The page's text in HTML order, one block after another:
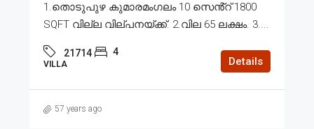
1.തൊടുപുഴ കുമാരമംഗലം 10 സെൻ്റ് 1800
SQFT വില്ല വില്പനയ്ക്ക്. 2.വില 65 ലക്ഷം. 3....
21714 4
VILLA Details
57 years ago